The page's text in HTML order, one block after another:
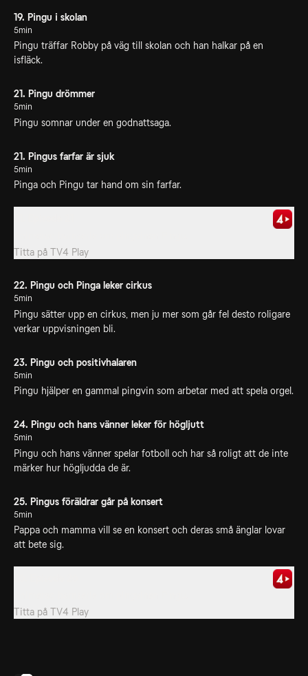
19. Pingu i skolan
5min
Pingu träffar Robby på väg till skolan och han halkar på en
isfläck.
21. Pingu drömmer
5min
Pingu somnar under en godnattsaga.
21. Pingus farfar är sjuk
5min
Pinga och Pingu tar hand om sin farfar.
Titta på TV4 Play
22. Pingu och Pinga leker cirkus
5min
Pingu sätter upp en cirkus, men ju mer som går fel desto roligare
verkar uppvisningen bli.
23. Pingu och positivhalaren
5min
Pingu hjälper en gammal pingvin som arbetar med att spela orgel.
24. Pingu och hans vänner leker för högljutt
5min
Pingu och hans vänner spelar fotboll och har så roligt att de inte
märker hur högljudda de är.
25. Pingus föräldrar går på konsert
5min
Pappa och mamma vill se en konsert och deras små änglar lovar
att bete sig.
Titta på TV4 Play